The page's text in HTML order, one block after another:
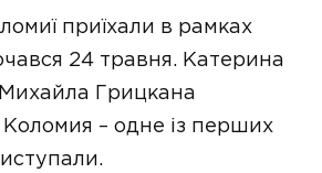
приїхали в рамках
24 травня. Катерина
Грицкана
– одне із перших